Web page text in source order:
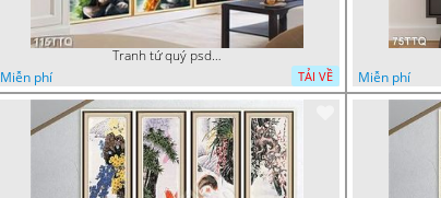
Tranh tứ quý psd cây tùng,cúc,trúc,đào và chim công
Miễn phí
TẢI VỀ
Miễn phí